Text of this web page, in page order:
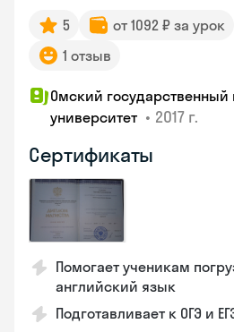
5 от 1092 ₽ за урок
1 отзыв
Омский государственный
университет • 2017 г.
Сертификаты
Помогает ученикам
английский язык
Подготавливает к ОГЭ и